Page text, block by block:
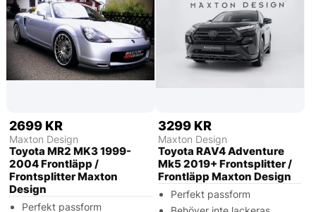
2699 KR
Maxton Design
Toyota MR2 MK3 1999-
2004 Frontläpp /
Frontsplitter Maxton
Design
Perfekt passform
3299 KR
Maxton Design
Toyota RAV4 Adventure
Mk5 2019+ Frontsplitter /
Frontläpp Maxton Design
Perfekt passform